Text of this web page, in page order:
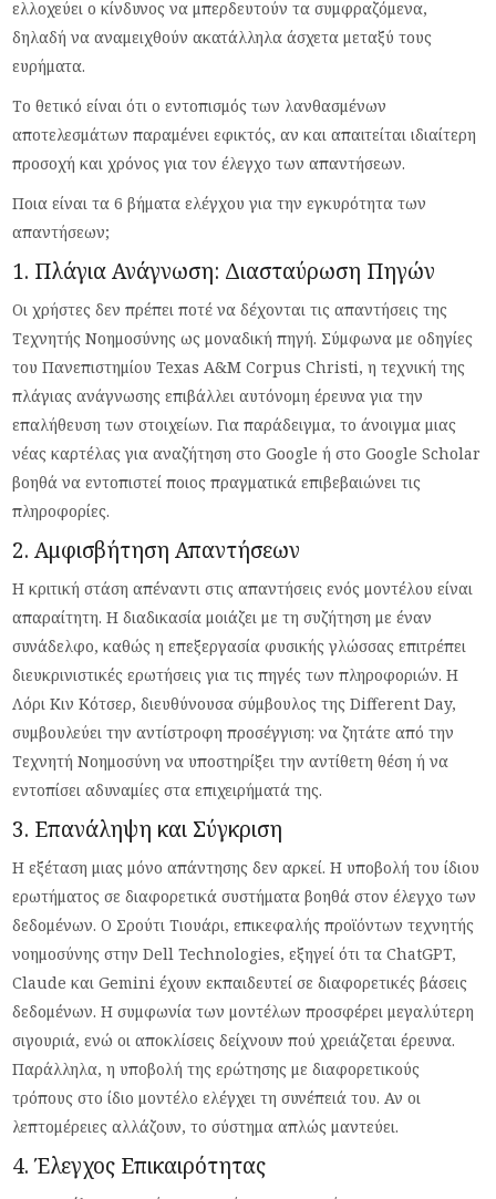
ελλοχεύει ο κίνδυνος να μπερδευτούν τα συμφραζόμενα,
δηλαδή να αναμειχθούν ακατάλληλα άσχετα μεταξύ τους
ευρήματα.
Το θετικό είναι ότι ο εντοπισμός των λανθασμένων
αποτελεσμάτων παραμένει εφικτός, αν και απαιτείται ιδιαίτερη
προσοχή και χρόνος για τον έλεγχο των απαντήσεων.
Ποια είναι τα 6 βήματα ελέγχου για την εγκυρότητα των
απαντήσεων;
1. Πλάγια Ανάγνωση: Διασταύρωση Πηγών
Οι χρήστες δεν πρέπει ποτέ να δέχονται τις απαντήσεις της
Τεχνητής Νοημοσύνης ως μοναδική πηγή. Σύμφωνα με οδηγίες
του Πανεπιστημίου Texas A&M Corpus Christi, η τεχνική της
πλάγιας ανάγνωσης επιβάλλει αυτόνομη έρευνα για την
επαλήθευση των στοιχείων. Για παράδειγμα, το άνοιγμα μιας
νέας καρτέλας για αναζήτηση στο Google ή στο Google Scholar
βοηθά να εντοπιστεί ποιος πραγματικά επιβεβαιώνει τις
πληροφορίες.
2. Αμφισβήτηση Απαντήσεων
Η κριτική στάση απέναντι στις απαντήσεις ενός μοντέλου είναι
απαραίτητη. Η διαδικασία μοιάζει με τη συζήτηση με έναν
συνάδελφο, καθώς η επεξεργασία φυσικής γλώσσας επιτρέπει
διευκρινιστικές ερωτήσεις για τις πηγές των πληροφοριών. Η
Λόρι Κιν Κότσερ, διευθύνουσα σύμβουλος της Different Day,
συμβουλεύει την αντίστροφη προσέγγιση: να ζητάτε από την
Τεχνητή Νοημοσύνη να υποστηρίξει την αντίθετη θέση ή να
εντοπίσει αδυναμίες στα επιχειρήματά της.
3. Επανάληψη και Σύγκριση
Η εξέταση μιας μόνο απάντησης δεν αρκεί. Η υποβολή του ίδιου
ερωτήματος σε διαφορετικά συστήματα βοηθά στον έλεγχο των
δεδομένων. Ο Σρούτι Τιουάρι, επικεφαλής προϊόντων τεχνητής
νοημοσύνης στην Dell Technologies, εξηγεί ότι τα ChatGPT,
Claude και Gemini έχουν εκπαιδευτεί σε διαφορετικές βάσεις
δεδομένων. Η συμφωνία των μοντέλων προσφέρει μεγαλύτερη
σιγουριά, ενώ οι αποκλίσεις δείχνουν πού χρειάζεται έρευνα.
Παράλληλα, η υποβολή της ερώτησης με διαφορετικούς
τρόπους στο ίδιο μοντέλο ελέγχει τη συνέπειά του. Αν οι
λεπτομέρειες αλλάζουν, το σύστημα απλώς μαντεύει.
4. Έλεγχος Επικαιρότητας